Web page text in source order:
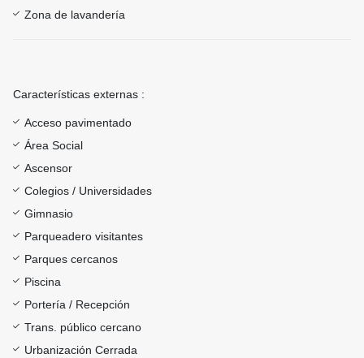
Zona de lavandería
Características externas :
Acceso pavimentado
Área Social
Ascensor
Colegios / Universidades
Gimnasio
Parqueadero visitantes
Parques cercanos
Piscina
Portería / Recepción
Trans. público cercano
Urbanización Cerrada